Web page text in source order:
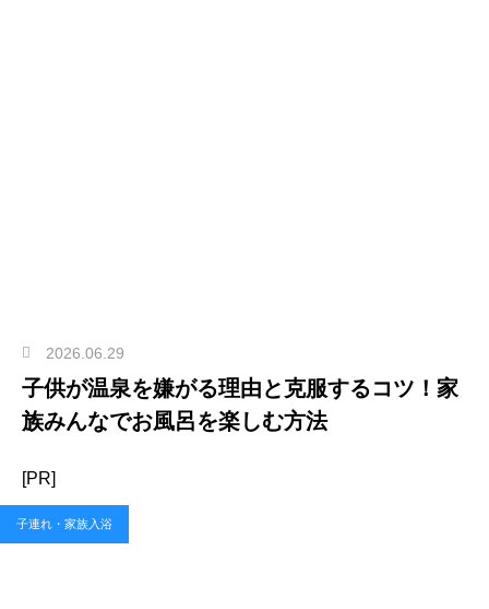
2026.06.29
子供が温泉を嫌がる理由と克服するコツ！家
族みんなでお風呂を楽しむ方法
[PR]
子連れ・家族入浴